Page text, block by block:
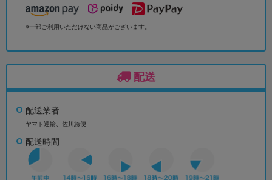
※一部ご利用いただけない商品がございます。
配送
配送業者
ヤマト運輸、佐川急便
配送時間